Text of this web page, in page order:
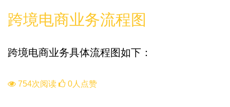
跨境电商业务流程图
跨境电商业务具体流程图如下：
754次阅读 0人点赞